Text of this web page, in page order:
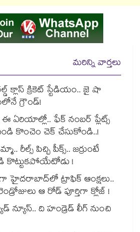
మరిన్ని వార్తలు
క్లాస్ క్రికెట్ స్టేడియం.. జై షా
గ్రౌండ్!
ఫేక్ నంబర్ ప్లేట్స్
కొంచెం చెక్ చేసుకోండి..!
రీల్స్ పిచ్చి పీక్స్.. జర్రుంటే
కొట్టుకపోయేటోడు !
హైదరాబాద్‌లో ట్రాఫిక్ ఆంక్షలు..
ఆ రోడ్ పూర్తిగా క్లోజ్ !
న్యూస్.. ది హండ్రెడ్ లీగ్ నుంచి